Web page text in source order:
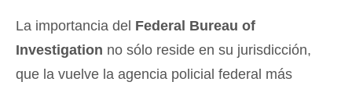
La importancia del Federal Bureau of
Investigation no sólo reside en su jurisdicción,
que la vuelve la agencia policial federal más